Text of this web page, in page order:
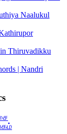
Naalukul
Thiruvadikku
| Nandri